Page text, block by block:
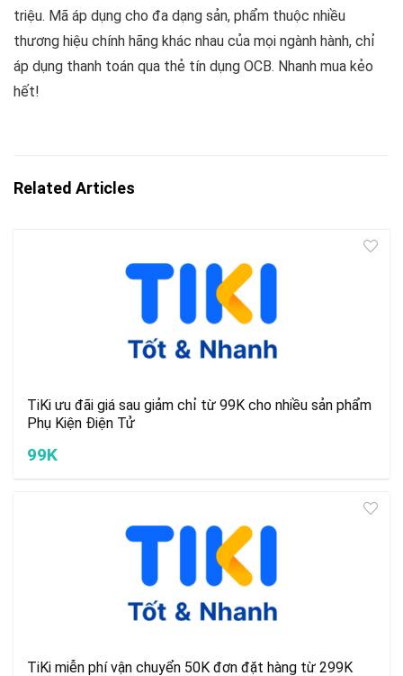
triệu. Mã áp dụng cho đa dạng sản, phẩm thuộc nhiều
thương hiệu chính hãng khác nhau của mọi ngành hành, chỉ
áp dụng thanh toán qua thẻ tín dụng OCB. Nhanh mua kẻo
hết!
Related Articles
TiKi ưu đãi giá sau giảm chỉ từ 99K cho nhiều sản phẩm
Phụ Kiện Điện Tử
99K
TiKi miễn phí vận chuyển 50K đơn đặt hàng từ 299K